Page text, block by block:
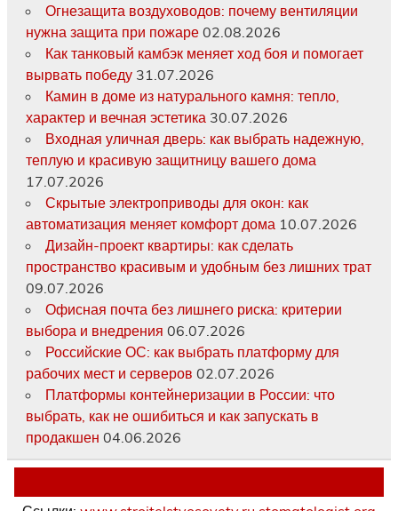
Огнезащита воздуховодов: почему вентиляции
нужна защита при пожаре 02.08.2026
Как танковый камбэк меняет ход боя и помогает
вырвать победу 31.07.2026
Камин в доме из натурального камня: тепло,
характер и вечная эстетика 30.07.2026
Входная уличная дверь: как выбрать надежную,
теплую и красивую защитницу вашего дома
17.07.2026
Скрытые электроприводы для окон: как
автоматизация меняет комфорт дома 10.07.2026
Дизайн-проект квартиры: как сделать
пространство красивым и удобным без лишних трат
09.07.2026
Офисная почта без лишнего риска: критерии
выбора и внедрения 06.07.2026
Российские ОС: как выбрать платформу для
рабочих мест и серверов 02.07.2026
Платформы контейнеризации в России: что
выбрать, как не ошибиться и как запускать в
продакшен 04.06.2026